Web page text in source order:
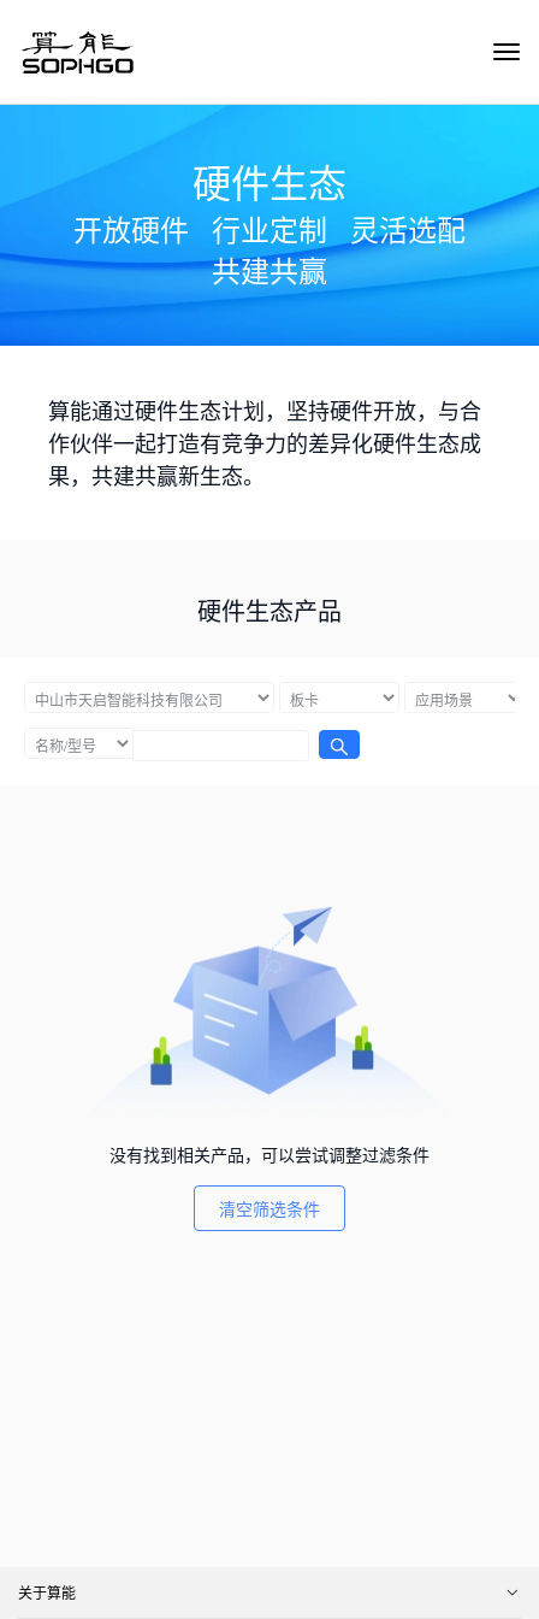
硬件生态
开放硬件 行业定制
灵活选配
共建共赢
算能通过硬件生态计划，坚持硬件开放，与合
作伙伴一起打造有竞争力的差异化硬件生态成
果，共建共赢新生态。
硬件生态产品
没有找到相关产品，可以尝试调整过滤条件
清空筛选条件
关于算能